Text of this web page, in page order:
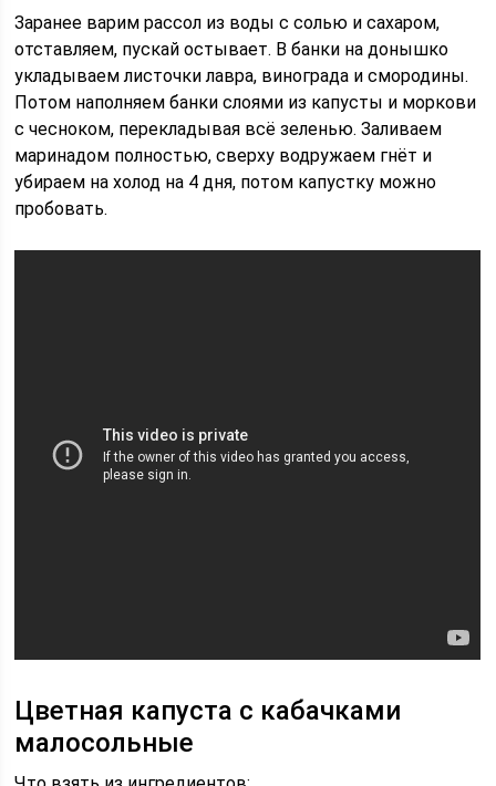
Заранее варим рассол из воды с солью и сахаром,
отставляем, пускай остывает. В банки на донышко
укладываем листочки лавра, винограда и смородины.
Потом наполняем банки слоями из капусты и моркови
с чесноком, перекладывая всё зеленью. Заливаем
маринадом полностью, сверху водружаем гнёт и
убираем на холод на 4 дня, потом капустку можно
пробовать.
Цветная капуста с кабачками
малосольные